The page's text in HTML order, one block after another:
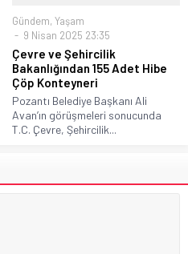
Gündem, Yaşam
9 Nisan 2025 23:35
Çevre ve Şehircilik
Bakanlığından 155 Adet Hibe
Çöp Konteyneri
Pozantı Belediye Başkanı Ali
Avan’ın görüşmeleri sonucunda
T.C. Çevre, Şehircilik...